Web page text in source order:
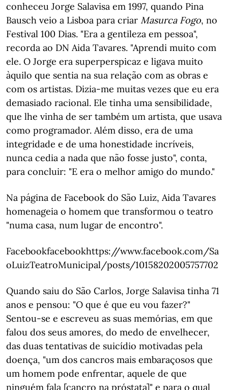
conheceu Jorge Salavisa em 1997, quando Pina
Bausch veio a Lisboa para criar Masurca Fogo, no
Festival 100 Dias. "Era a gentileza em pessoa",
recorda ao DN Aida Tavares. "Aprendi muito com
ele. O Jorge era superperspicaz e ligava muito
àquilo que sentia na sua relação com as obras e
com os artistas. Dizia-me muitas vezes que eu era
demasiado racional. Ele tinha uma sensibilidade,
que lhe vinha de ser também um artista, que usava
como programador. Além disso, era de uma
integridade e de uma honestidade incríveis,
nunca cedia a nada que não fosse justo", conta,
para concluir: "E era o melhor amigo do mundo."
Na página de Facebook do São Luiz, Aida Tavares
homenageia o homem que transformou o teatro
"numa casa, num lugar de encontro".
Facebookfacebookhttps://www.facebook.com/Sa
oLuizTeatroMunicipal/posts/10158202005757702
Quando saiu do São Carlos, Jorge Salavisa tinha 71
anos e pensou: "O que é que eu vou fazer?"
Sentou-se e escreveu as suas memórias, em que
falou dos seus amores, do medo de envelhecer,
das duas tentativas de suicídio motivadas pela
doença, "um dos cancros mais embaraçosos que
um homem pode enfrentar, aquele de que
ninguém fala [cancro na próstata]" e para o qual